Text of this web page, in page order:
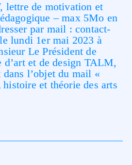
lettre de motivation et
– max 5Mo en
par mail : contact-
lundi 1er mai 2023 à
Le Président de
d’art et de design TALM,
l’objet du mail «
et théorie des arts